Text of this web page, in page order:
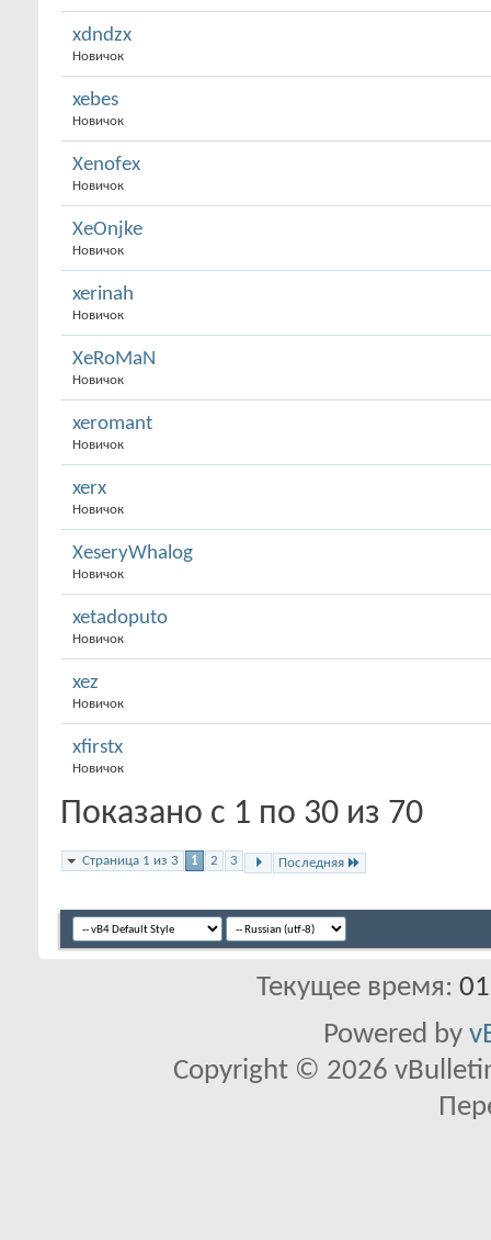
xdndzx
Новичок
xebes
Новичок
Xenofex
Новичок
XeOnjke
Новичок
xerinah
Новичок
XeRoMaN
Новичок
xeromant
Новичок
xerx
Новичок
XeseryWhalog
Новичок
xetadoputo
Новичок
xez
Новичок
xfirstx
Новичок
Показано с 1 по 30 из 70
Страница 1 из 3 1 2 3 Последняя
Текущее время:
Powered by
Copyright © 2026